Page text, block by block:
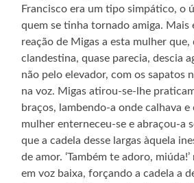
Francisco era um tipo simpático, o
quem se tinha tornado amiga. Mais
reação de Migas a esta mulher que,
clandestina, quase parecia, descia
não pelo elevador, com os sapatos
na voz. Migas atirou-se-lhe
braços, lambendo-a onde calhava e
mulher enterneceu-se e abraçou-a
que a cadela desse largas àquela
de amor. ‘Também te adoro,
em voz baixa, forçando a cadela a